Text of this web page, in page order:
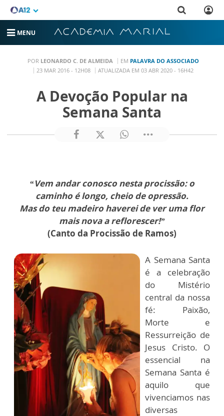
MENU
POR LEONARDO C. DE ALMEIDA EM PALAVRA DO ASSOCIADO
23 MAR 2016 - 12H08
ATUALIZADA EM 03 ABR 2020 - 16H42
A Devoção Popular na
Semana Santa
“Vem andar conosco nesta procissão: o
caminho é longo, cheio de opressão.
Mas do teu madeiro haverei de ver uma flor
mais nova a reflorescer!”
(Canto da Procissão de Ramos)
A Semana Santa
é a celebração
do Mistério
central da nossa
fé: Paixão,
Morte e
Ressurreição de
Jesus Cristo. O
essencial na
Semana Santa é
aquilo que
vivenciamos nas
diversas